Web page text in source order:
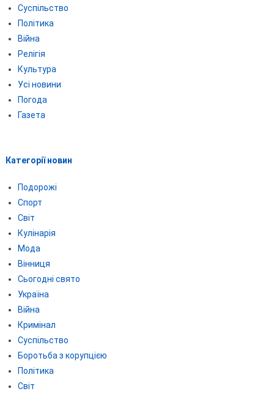
Суспільство
Політика
Війна
Релігія
Культура
Усі новини
Погода
Газета
Категорії новин
Подорожі
Спорт
Світ
Кулінарія
Мода
Вінниця
Сьогодні свято
Україна
Війна
Кримінал
Суспільство
Боротьба з корупцією
Політика
Світ